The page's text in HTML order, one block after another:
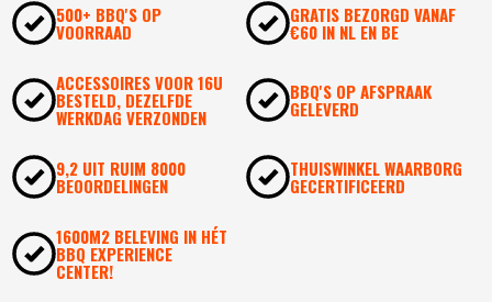
500+ BBQ'S OP
VOORRAAD
GRATIS BEZORGD VANAF
€60 IN NL EN BE
ACCESSOIRES VOOR 16U
BESTELD, DEZELFDE
WERKDAG VERZONDEN
BBQ'S OP AFSPRAAK
GELEVERD
9,2 UIT RUIM 8000
BEOORDELINGEN
THUISWINKEL WAARBORG
GECERTIFICEERD
1600M2 BELEVING IN HÉT
BBQ EXPERIENCE
CENTER!